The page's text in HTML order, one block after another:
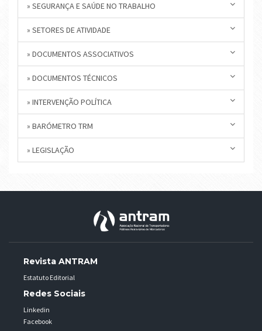
» SEGURANÇA E SAÚDE NO TRABALHO
» SETORES DE ATIVIDADE
» DOCUMENTOS ASSOCIATIVOS
» DOCUMENTOS TÉCNICOS
» INTERVENÇÃO POLÍTICA
» BARÓMETRO TRM
» LEGISLAÇÃO
Revista ANTRAM
Estatuto Editorial
Redes Sociais
Linkedin
Facebook